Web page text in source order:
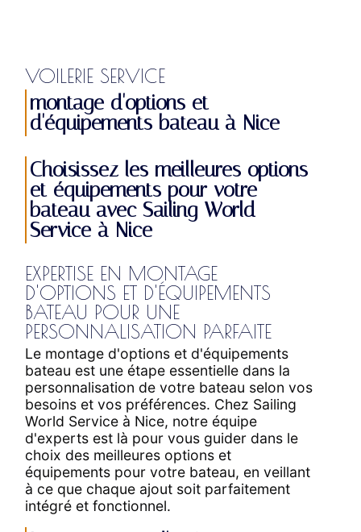
VOILERIE SERVICE
montage d'options et
d'équipements bateau à Nice
Choisissez les meilleures options
et équipements pour votre
bateau avec Sailing World
Service à Nice
EXPERTISE EN MONTAGE
D'OPTIONS ET D'ÉQUIPEMENTS
BATEAU POUR UNE
PERSONNALISATION PARFAITE
Le montage d'options et d'équipements
bateau est une étape essentielle dans la
personnalisation de votre bateau selon vos
besoins et vos préférences. Chez Sailing
World Service à Nice, notre équipe
d'experts est là pour vous guider dans le
choix des meilleures options et
équipements pour votre bateau, en veillant
à ce que chaque ajout soit parfaitement
intégré et fonctionnel.